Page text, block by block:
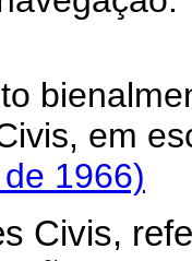
Civis,
1966)
Civis,